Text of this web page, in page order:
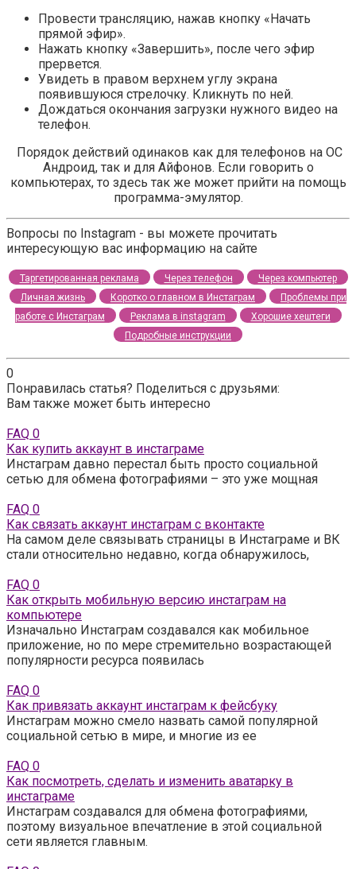
Провести трансляцию, нажав кнопку «Начать
прямой эфир».
Нажать кнопку «Завершить», после чего эфир
прервется.
Увидеть в правом верхнем углу экрана
появившуюся стрелочку. Кликнуть по ней.
Дождаться окончания загрузки нужного видео на
телефон.
Порядок действий одинаков как для телефонов на ОС
Андроид, так и для Айфонов. Если говорить о
компьютерах, то здесь так же может прийти на помощь
программа-эмулятор.
Вопросы по Instagram - вы можете прочитать
интересующую вас информацию на сайте
Таргетированная реклама Через телефон
Через компьютер
Личная жизнь
Коротко о главном в Инстаграм
Проблемы при
работе с Инстаграм
Реклама в instagram
Хорошие хештеги
Подробные инструкции
0
Понравилась статья? Поделиться с друзьями:
Вам также может быть интересно
FAQ 0
Как купить аккаунт в инстаграме
Инстаграм давно перестал быть просто социальной
сетью для обмена фотографиями – это уже мощная
FAQ 0
Как связать аккаунт инстаграм с вконтакте
На самом деле связывать страницы в Инстаграме и ВК
стали относительно недавно, когда обнаружилось,
FAQ 0
Как открыть мобильную версию инстаграм на
компьютере
Изначально Инстаграм создавался как мобильное
приложение, но по мере стремительно возрастающей
популярности ресурса появилась
FAQ 0
Как привязать аккаунт инстаграм к фейсбуку
Инстаграм можно смело назвать самой популярной
социальной сетью в мире, и многие из ее
FAQ 0
Как посмотреть, сделать и изменить аватарку в
инстаграме
Инстаграм создавался для обмена фотографиями,
поэтому визуальное впечатление в этой социальной
сети является главным.